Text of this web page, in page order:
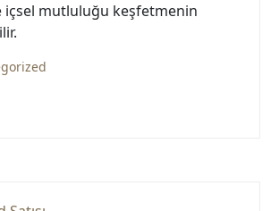
içsel mutluluğu keşfetmenin